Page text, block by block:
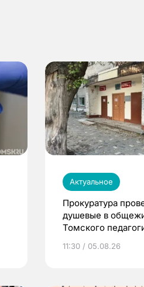
Актуальное
Прокуратура
душевые в
Томского
11:30 / 05.08.26